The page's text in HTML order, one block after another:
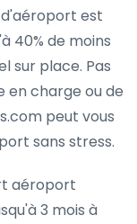
est
40% de moins
sur place. Pas
en charge ou de
peut vous
sans stress.
aéroport
3 mois à